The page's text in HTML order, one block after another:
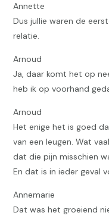
Annette
Dus jullie waren de
relatie.
Arnoud
Ja, daar komt het op
heb ik op voorhand
Arnoud
Het enige het is goed
van een leugen. Wat
dat die pijn misschien
En dat is in ieder geval
Annemarie
Dat was het groeiend